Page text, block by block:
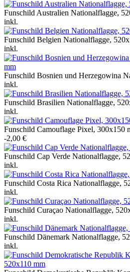
Funschild Australien Nationalflagge,
inkl.
Funschild Belgien Nationalflagge,
inkl.
Funschild Bosnien und Herzegowina
inkl.
Funschild Brasilien Nationalflagge,
inkl.
Funschild Camouflage Pixel, 300x150
-2,00 €
Funschild Cap Verde Nationalflagge,
inkl.
Funschild Costa Rica Nationalflagge,
inkl.
Funschild Curaçao Nationalflagge,
inkl.
Funschild Dänemark Nationalflagge,
inkl.